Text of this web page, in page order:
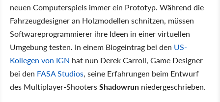
neuen Computerspiels immer ein Prototyp. Während die
Fahrzeugdesigner an Holzmodellen schnitzen, müssen
Softwareprogrammierer ihre Ideen in einer virtuellen
Umgebung testen. In einem Blogeintrag bei den US-
Kollegen von IGN hat nun Derek Carroll, Game Designer
bei den FASA Studios, seine Erfahrungen beim Entwurf
des Multiplayer-ShootersShadowrun niedergeschrieben.